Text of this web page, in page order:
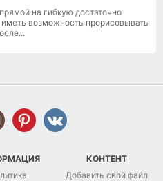
на гибкую достаточно
возможность прорисовывать
КОНТЕНТ
Добавить свой файл